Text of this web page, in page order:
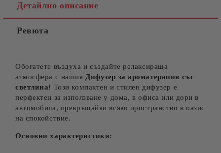
Детайлно описание
Ревюта
Обогатете въздуха и създайте релаксираща
атмосфера с нашия Дифузер за ароматерапия със
светлина! Този компактен и стилен дифузер е
перфектен за използване у дома, в офиса или дори в
автомобила, превръщайки всяко пространство в оазис
на спокойствие.
Основни характеристики: